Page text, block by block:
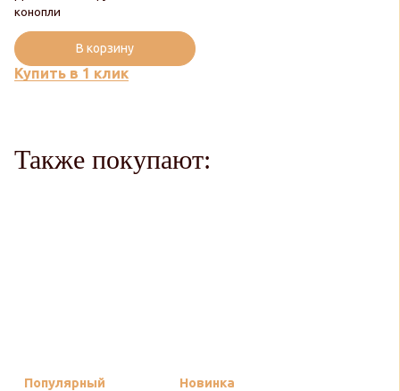
конопли
Купить в 1 клик
В корзину
Также покупают:
Популярный Новинка